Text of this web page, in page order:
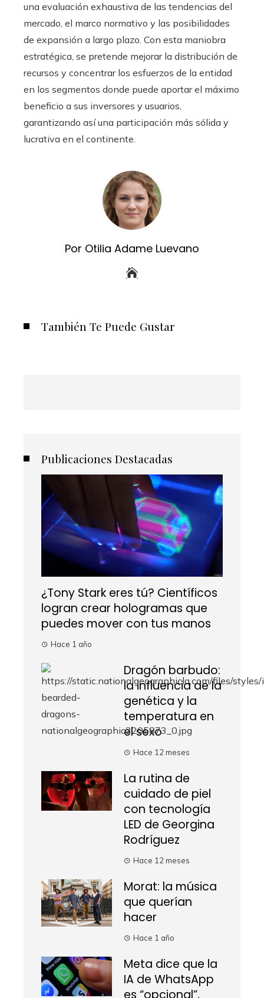
una evaluación exhaustiva de las tendencias del
mercado, el marco normativo y las posibilidades
de expansión a largo plazo. Con esta maniobra
estratégica, se pretende mejorar la distribución de
recursos y concentrar los esfuerzos de la entidad
en los segmentos donde puede aportar el máximo
beneficio a sus inversores y usuarios,
garantizando así una participación más sólida y
lucrativa en el continente.
Por Otilia Adame Luevano
También Te Puede Gustar
Publicaciones Destacadas
¿Tony Stark eres tú? Científicos
logran crear hologramas que
puedes mover con tus manos
Hace 1 año
Dragón barbudo:
la influencia de la
genética y la
temperatura en
el sexo
Hace 12 meses
La rutina de
cuidado de piel
con tecnología
LED de Georgina
Rodríguez
Hace 12 meses
Morat: la música
que querían
hacer
Hace 1 año
Meta dice que la
IA de WhatsApp
es “opcional”,